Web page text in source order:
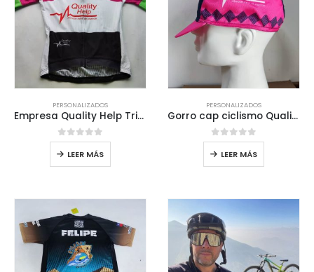
PERSONALIZADOS
Empresa Quality Help Tricota Personalizada
0out of 5
LEER MÁS
PERSONALIZADOS
Gorro cap ciclismo Quality Help
0out of 5
LEER MÁS